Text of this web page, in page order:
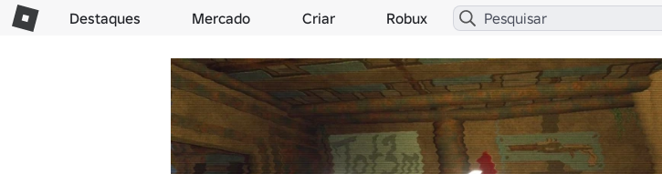
Destaques Mercado Criar Robux